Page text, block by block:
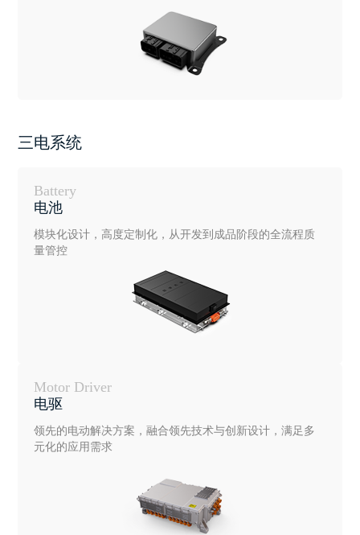
三电系统
Battery
电池
模块化设计，高度定制化，从开发到成品阶段的全流程质
量管控
Motor Driver
电驱
领先的电动解决方案，融合领先技术与创新设计，满足多
元化的应用需求